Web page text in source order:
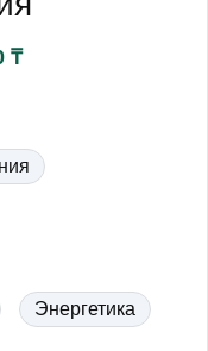
₸
Энергетика